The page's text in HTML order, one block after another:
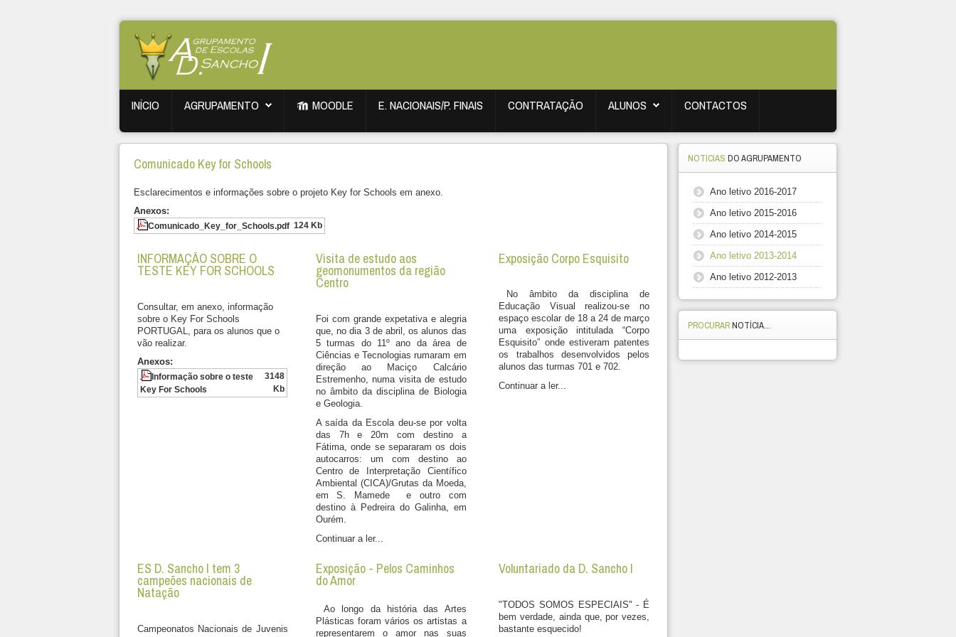
INÍCIO AGRUPAMENTO MOODLE E. NACIONAIS/P. FINAIS CONTRATAÇÃO ALUNOS CONTACTOS
Comunicado Key for Schools
Esclarecimentos e informações sobre o projeto Key for Schools em anexo.
Anexos:
Comunicado_Key_for_Schools.pdf 124 Kb
INFORMAÇÃO SOBRE O
TESTE KEY FOR SCHOOLS
Consultar, em anexo, informação
sobre o Key For Schools
PORTUGAL, para os alunos que o
vão realizar.
Anexos:
Informação sobre o teste
Key For Schools
3148
Kb
Visita de estudo aos
geomonumentos da região
Centro
Foi com grande expetativa e alegria
que, no dia 3 de abril, os alunos das
5 turmas do 11º ano da área de
Ciências e Tecnologias rumaram em
direção ao Maciço Calcário
Estremenho, numa visita de estudo
no âmbito da disciplina de Biologia
e Geologia.
A saída da Escola deu-se por volta
das 7h e 20m com destino a
Fátima, onde se separaram os dois
autocarros: um com destino ao
Centro de Interpretação Científico
Ambiental (CICA)/Grutas da Moeda,
em S. Mamede e outro com
destino à Pedreira do Galinha, em
Ourém.
Continuar a ler...
Exposição Corpo Esquisito
No âmbito da disciplina de
Educação Visual realizou-se no
espaço escolar de 18 a 24 de março
uma exposição intitulada “Corpo
Esquisito” onde estiveram patentes
os trabalhos desenvolvidos pelos
alunos das turmas 701 e 702.
Continuar a ler...
ES D. Sancho I tem 3
campeões nacionais de
Natação
Campeonatos Nacionais de Juvenis
Exposição - Pelos Caminhos
do Amor
Ao longo da história das Artes
Plásticas foram vários os artistas a
representarem o amor nas suas
Voluntariado da D. Sancho I
"TODOS SOMOS ESPECIAIS" - É
bem verdade, ainda que, por vezes,
bastante esquecido!
NOTICIAS DO AGRUPAMENTO
Ano letivo 2016-2017
Ano letivo 2015-2016
Ano letivo 2014-2015
Ano letivo 2013-2014
Ano letivo 2012-2013
PROCURARNOTÍCIA...